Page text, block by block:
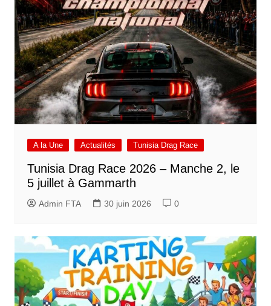
A la Une Actualités Tunisia Drag Race
Tunisia Drag Race 2026 – Manche 2, le
5 juillet à Gammarth
Admin FTA 30 juin 2026 0